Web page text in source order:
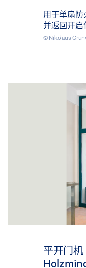
用于单扇
并返回开启
© Nikolaus
平开门